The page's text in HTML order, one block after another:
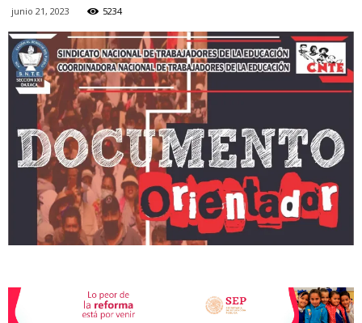
Sección
XXII
junio 21, 2023 5234